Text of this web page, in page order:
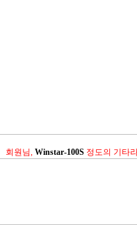
회원님, Winstar-100S정도의 기타